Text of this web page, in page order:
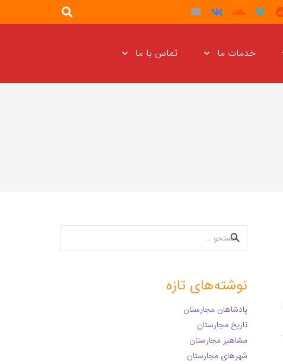
خدمات ما تماس با ما
جستجو
برای:
نوشته‌های تازه
پادشاهان مجارستان
تاریخ مجارستان
مشاهیر مجارستان
شهرهای مجارستان